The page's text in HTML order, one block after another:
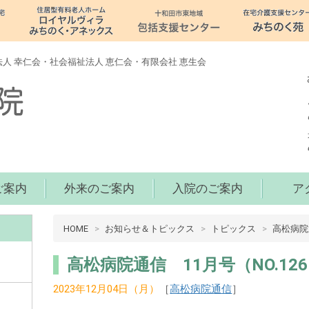
幸仁会・社会福祉法人 恵仁会・有限会社 恵生会
案内 外来のご案内 入院のご案内 ア
病
介
護
十
HOME お知らせ＆トピックス トピックス 高松病
高松病院通信 11月号（
2023年12月04日（月） ［高松病院通信］